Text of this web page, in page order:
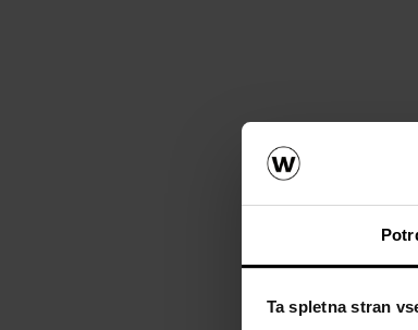
Ta spletna stran
Zavedamo